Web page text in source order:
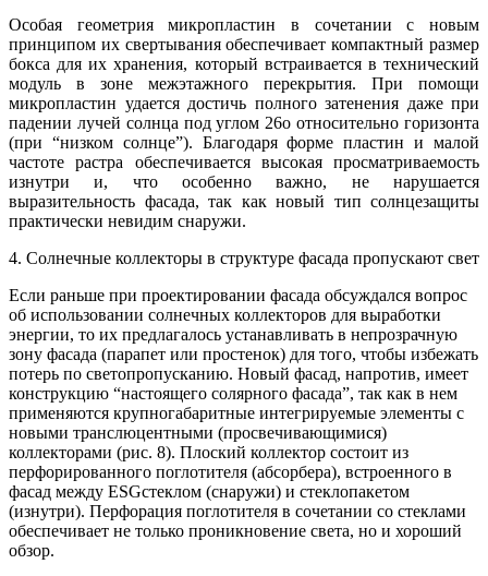
Особая геометрия микропластин в сочетании с новым
принципом их свертывания обеспечивает компактный размер
бокса для их хранения, который встраивается в технический
модуль в зоне межэтажного перекрытия. При помощи
микропластин удается достичь полного затенения даже при
падении лучей солнца под углом 26о относительно горизонта
(при “низком солнце”). Благодаря форме пластин и малой
частоте растра обеспечивается высокая просматриваемость
изнутри и, что особенно важно, не нарушается
выразительность фасада, так как новый тип солнцезащиты
практически невидим снаружи.
4. Солнечные коллекторы в структуре фасада пропускают свет
Если раньше при проектировании фасада обсуждался вопрос
об использовании солнечных коллекторов для выработки
энергии, то их предлагалось устанавливать в непрозрачную
зону фасада (парапет или простенок) для того, чтобы избежать
потерь по светопропусканию. Новый фасад, напротив, имеет
конструкцию “настоящего солярного фасада”, так как в нем
применяются крупногабаритные интегрируемые элементы с
новыми транслюцентными (просвечивающимися)
коллекторами (рис. 8). Плоский коллектор состоит из
перфорированного поглотителя (абсорбера), встроенного в
фасад между ESGстеклом (снаружи) и стеклопакетом
(изнутри). Перфорация поглотителя в сочетании со стеклами
обеспечивает не только проникновение света, но и хороший
обзор.